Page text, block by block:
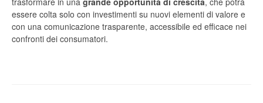
essere colta solo con investimenti su nuovi elementi di valore e
con una comunicazione trasparente, accessibile ed efficace nei
confronti dei consumatori.